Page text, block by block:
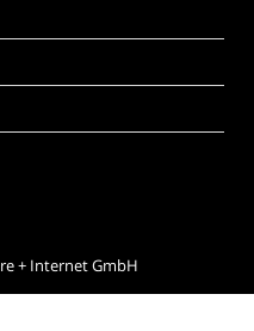
+ Internet GmbH